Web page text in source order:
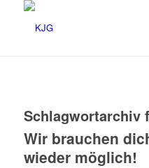
Schlagwortarchiv
Wir brauchen
wieder möglich!